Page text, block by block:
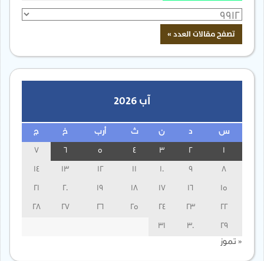
آب 2026
س ن ث أرب خ ج
3
13
14
15
16
17
18
19
20
21
22
23
24
25
26
27
28
29
30
31
« تموز